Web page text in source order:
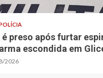
preso após furtar
escondida em
2026